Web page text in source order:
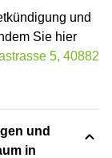
und
Sie hier
5, 40882
und
in